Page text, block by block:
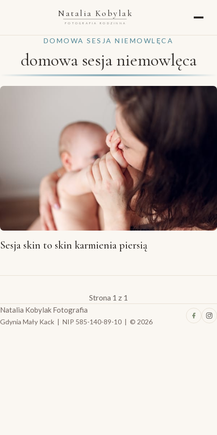
Natalia Kobylak
FOTOGRAFIA RODZINNA
DOMOWA SESJA NIEMOWLĘCA
domowa sesja niemowlęca
Sesja skin to skin karmienia piersią
Strona 1 z 1
Natalia Kobylak Fotografia
Gdynia Mały Kack | NIP 585-140-89-10 | © 2026